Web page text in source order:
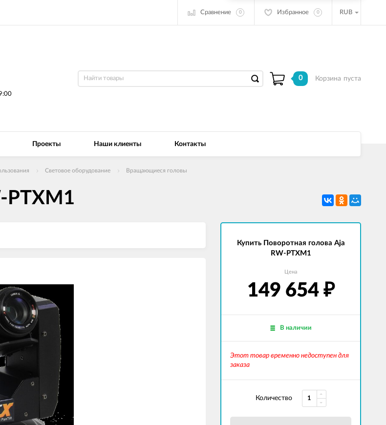
Сравнение 0 Избранное 0 RUB
0 Корзина пуста
Проекты Наши клиенты Контакты
Световое оборудование Вращающиеся головы
PTXM1
Купить Поворотная голова Aja
RW-PTXM1
Цена
149 654 ₽
В наличии
Этот товар временно недоступен для
заказа
Количество